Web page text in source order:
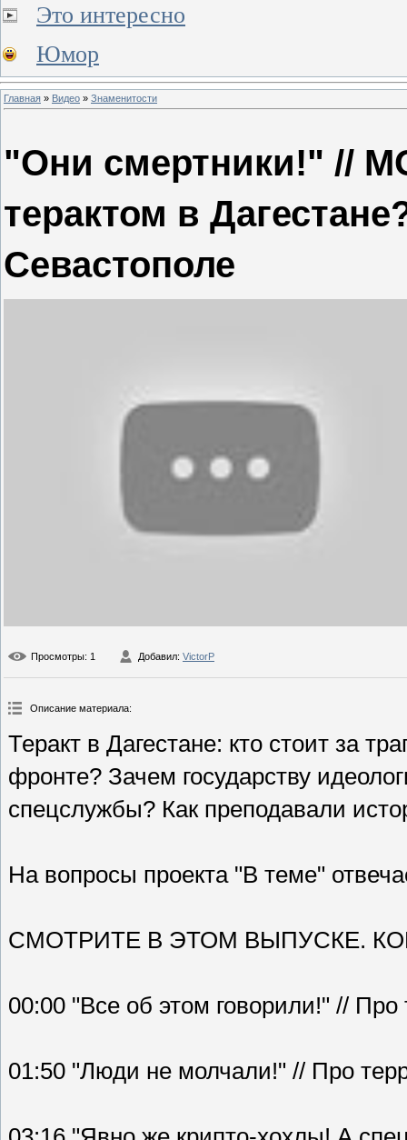
Это интересно
Юмор
Главная » Видео » Знаменитости
"Они смертники!" //
терактом в
Севастополе
Просмотры: 1 Добавил: VictorP
Описание материала:
Теракт в Дагестане: кто стоит за
фронте? Зачем государству
спецслужбы? Как преподавали
На вопросы проекта "В теме"
СМОТРИТЕ В ЭТОМ ВЫПУСКЕ.
00:00 "Все об этом говорили!" // Про
01:50 "Люди не молчали!" // Про